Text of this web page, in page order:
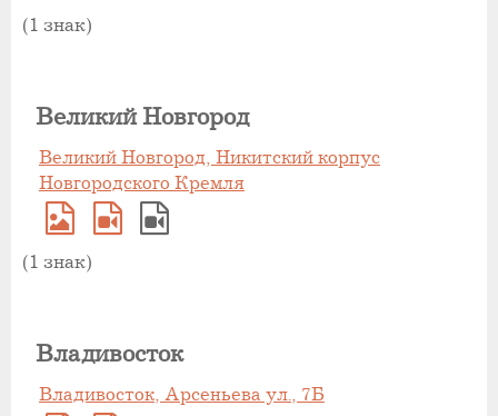
(1 знак)
Великий Новгород
Великий Новгород, Никитский корпус
Новгородского Кремля
(1 знак)
Владивосток
Владивосток, Арсеньева ул., 7Б